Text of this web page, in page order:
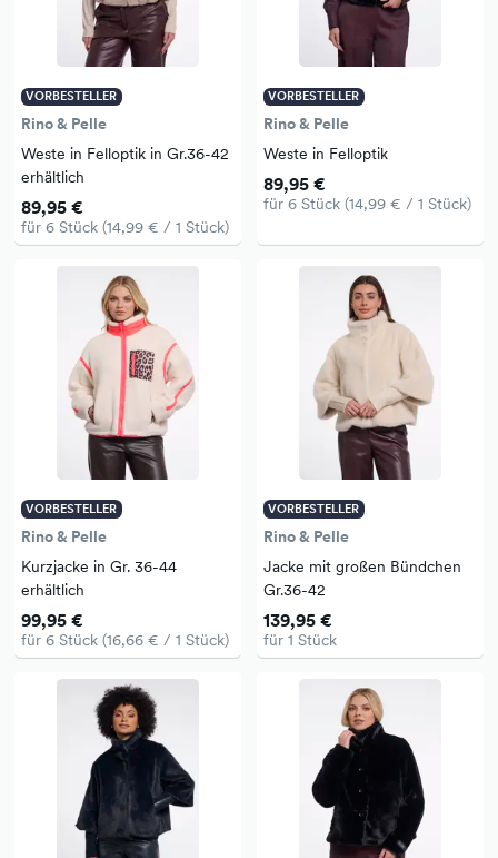
VORBESTELLER
Rino & Pelle
Weste in Felloptik in Gr.36-42
erhältlich
89,95 €
für 6 Stück (14,99 € / 1 Stück)
VORBESTELLER
Rino & Pelle
Weste in Felloptik
89,95 €
für 6 Stück (14,99 € / 1 Stück)
VORBESTELLER
Rino & Pelle
Kurzjacke in Gr. 36-44
erhältlich
99,95 €
für 6 Stück (16,66 € / 1 Stück)
VORBESTELLER
Rino & Pelle
Jacke mit großen Bündchen
Gr.36-42
139,95 €
für 1 Stück